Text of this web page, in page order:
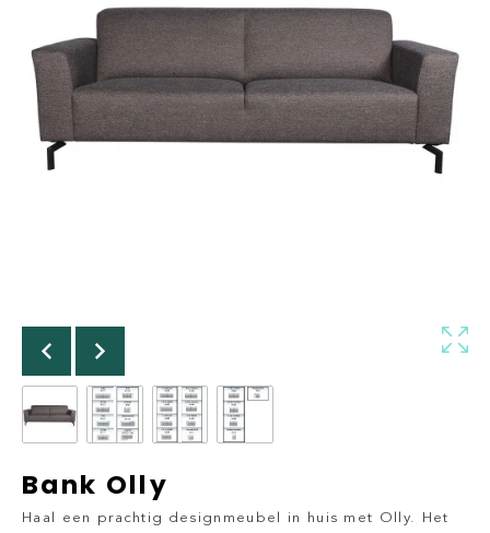
Bank Olly
Haal een prachtig designmeubel in huis met Olly. Het